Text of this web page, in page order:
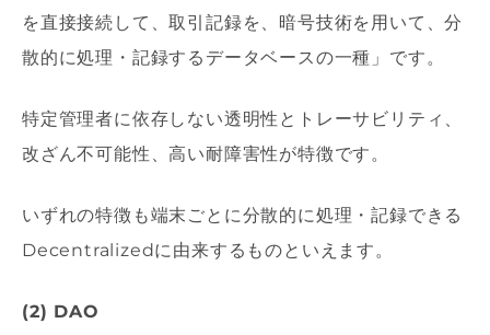
を直接接続して、取引記録を、暗号技術を用いて、分
散的に処理・記録するデータベースの一種」です。
特定管理者に依存しない透明性とトレーサビリティ、
改ざん不可能性、高い耐障害性が特徴です。
いずれの特徴も端末ごとに分散的に処理・記録できる
Decentralizedに由来するものといえます。
(2) DAO